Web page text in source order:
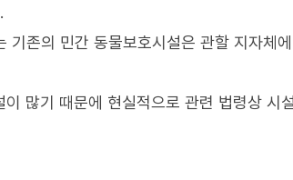
존의 민간 동물보호시설은 관할 지자체
많기 때문에 현실적으로 관련 법령상 시